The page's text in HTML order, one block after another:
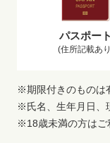
パスポート
(住所記載あ
※期限付きのものは
※氏名、生年月日、
※18歳未満の方はご